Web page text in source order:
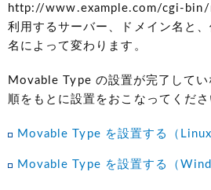
http://www.example.com/cgi-bin/
利用するサーバー、ドメイン名と
名によって変わります。
Movable Type の設置が完了して
順をもとに設置をおこなってくださ
Movable Type を設置する（Linux
Movable Type を設置する（